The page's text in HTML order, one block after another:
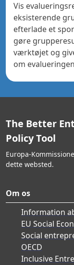
Vis
eksisterende
efterlade et
gøre
værktøjet og
om
The Better
Policy Tool
Europa-
dette websted.
Om os
Information
EU Social
Social
OECD
Inclusive